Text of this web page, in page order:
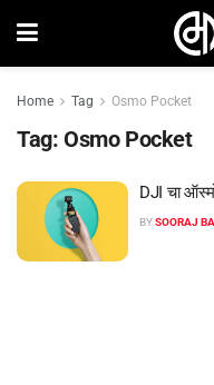
Home Tag Osmo Pocket
Tag: Osmo Pocket
DJI चा
BYSOORAJ